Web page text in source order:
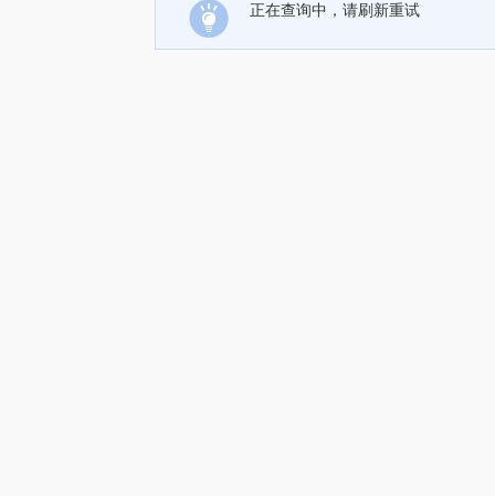
正在查询中，请刷新重试